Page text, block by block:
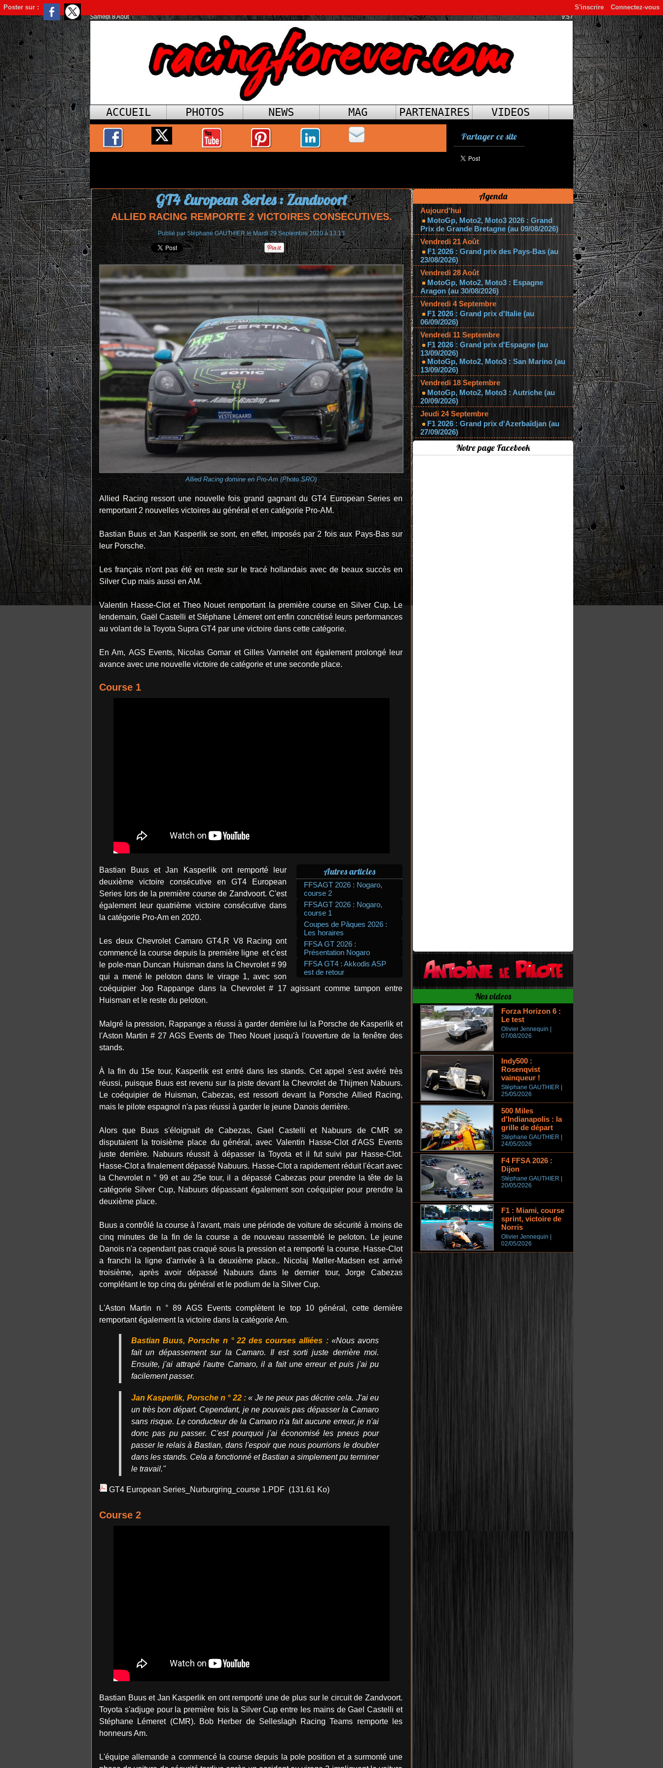
Poster sur : Connectez-vous
S'inscrire
Samedi 8 Août 9:57
ACCUEIL PHOTOS NEWS MAG PARTENAIRES VIDEOS
Partager ce site
GT4 European Series : Zandvoort
ALLIED RACING REMPORTE 2 VICTOIRES CONSECUTIVES.
Publié parStéphane GAUTHIERle Mardi 29 Septembre 2020 à 13:13
Allied Racing domine en Pro-Am (Photo SRO)
Allied Racing ressort une nouvelle fois grand gagnant du GT4 European Series en
remportant 2 nouvelles victoires au général et en catégorie Pro-AM.
Bastian Buus et Jan Kasperlik se sont, en effet, imposés par 2 fois aux Pays-Bas sur
leur Porsche.
Les français n'ont pas été en reste sur le tracé hollandais avec de beaux succès en
Silver Cup mais aussi en AM.
Valentin Hasse-Clot et Theo Nouet remportant la première course en Silver Cup. Le
lendemain, Gaël Castelli et Stéphane Lémeret ont enfin concrétisé leurs performances
au volant de la Toyota Supra GT4 par une victoire dans cette catégorie.
En Am, AGS Events, Nicolas Gomar et Gilles Vannelet ont également prolongé leur
avance avec une nouvelle victoire de catégorie et une seconde place.
Course 1
Autres articles
FFSAGT 2026 : Nogaro,
course 2
FFSAGT 2026 : Nogaro,
course 1
Coupes de Pâques 2026 :
Les horaires
FFSA GT 2026 :
Présentation Nogaro
FFSA GT4 : Akkodis ASP
est de retour
Bastian Buus et Jan Kasperlik ont ​​remporté leur
deuxième victoire consécutive en GT4 European
Series lors de la première course de Zandvoort. C'est
également leur quatrième victoire consécutive dans
la catégorie Pro-Am en 2020.
Les deux Chevrolet Camaro GT4.R V8 Racing ont
commencé la course depuis la première ligne et c'est
le pole-man Duncan Huisman dans la Chevrolet # 99
qui a mené le peloton dans le virage 1, avec son
coéquipier Jop Rappange dans la Chevrolet # 17 agissant comme tampon entre
Huisman et le reste du peloton.
Malgré la pression, Rappange a réussi à garder derrière lui la Porsche de Kasperlik et
l'Aston Martin # 27 AGS Events de Theo Nouet jusqu'à l'ouverture de la fenêtre des
stands.
À la fin du 15e tour, Kasperlik est entré dans les stands. Cet appel s'est avéré très
réussi, puisque Buus est revenu sur la piste devant la Chevrolet de Thijmen Nabuurs.
Le coéquipier de Huisman, Cabezas, est ressorti devant la Porsche Allied Racing,
mais le pilote espagnol n'a pas réussi à garder le jeune Danois derrière.
Alors que Buus s'éloignait de Cabezas, Gael Castelli et Nabuurs de CMR se
disputaient la troisième place du général, avec Valentin Hasse-Clot d'AGS Events
juste derrière. Nabuurs réussit à dépasser la Toyota et il fut suivi par Hasse-Clot.
Hasse-Clot a finalement dépassé Nabuurs. Hasse-Clot a rapidement réduit l'écart avec
la Chevrolet n ° 99 et au 25e tour, il a dépassé Cabezas pour prendre la tête de la
catégorie Silver Cup, Nabuurs dépassant également son coéquipier pour prendre la
deuxième place.
Buus a contrôlé la course à l'avant, mais une période de voiture de sécurité à moins de
cinq minutes de la fin de la course a de nouveau rassemblé le peloton. Le jeune
Danois n'a cependant pas craqué sous la pression et a remporté la course. Hasse-Clot
a franchi la ligne d'arrivée à la deuxième place.. Nicolaj Møller-Madsen est arrivé
troisième, après avoir dépassé Nabuurs dans le dernier tour, Jorge Cabezas
complétant le top cinq du général et le podium de la Silver Cup.
L'Aston Martin n ° 89 AGS Events complètent le top 10 général, cette dernière
remportant également la victoire dans la catégorie Am.
Bastian Buus, Porsche n ° 22 des courses alliées :«Nous avons
fait un dépassement sur la Camaro. Il est sorti juste derrière moi.
Ensuite, j'ai attrapé l'autre Camaro, il a fait une erreur et puis j'ai pu
facilement passer.
Jan Kasperlik, Porsche n ° 22 :« Je ne peux pas décrire cela. J'ai eu
un très bon départ. Cependant, je ne pouvais pas dépasser la Camaro
sans risque. Le conducteur de la Camaro n'a fait aucune erreur, je n'ai
donc pas pu passer. C'est pourquoi j'ai économisé les pneus pour
passer le relais à Bastian, dans l'espoir que nous pourrions le doubler
dans les stands. Cela a fonctionné et Bastian a simplement pu terminer
le travail."
GT4 European Series_Nurburgring_course 1.PDF (131.61 Ko)
Course 2
Bastian Buus et Jan Kasperlik en ont remporté une de plus sur le circuit de Zandvoort.
Toyota s'adjuge pour la première fois la Silver Cup entre les mains de Gael Castelli et
Stéphane Lémeret (CMR). Bob Herber de Selleslagh Racing Teams remporte les
honneurs Am.
L'équipe allemande a commencé la course depuis la pole position et a surmonté une
Agenda
Aujourd'hui
MotoGp, Moto2, Moto3 2026 : Grand
Prix de Grande Bretagne (au 09/08/2026)
Vendredi 21 Août
F1 2026 : Grand prix des Pays-Bas (au
23/08/2026)
Vendredi 28 Août
MotoGp, Moto2, Moto3 : Espagne
Aragon (au 30/08/2026)
Vendredi 4 Septembre
F1 2026 : Grand prix d'Italie (au
06/09/2026)
Vendredi 11 Septembre
F1 2026 : Grand prix d'Espagne (au
13/09/2026)
MotoGp, Moto2, Moto3 : San Marino (au
13/09/2026)
Vendredi 18 Septembre
MotoGp, Moto2, Moto3 : Autriche (au
20/09/2026)
Jeudi 24 Septembre
F1 2026 : Grand prix d'Azerbaïdjan (au
27/09/2026)
Notre page Facebook
Nos videos
Forza Horizon 6 :
Le test
Olivier Jennequin |
07/08/2026
Indy500 :
Rosenqvist
vainqueur !
Stéphane GAUTHIER |
25/05/2026
500 Miles
d'Indianapolis : la
grille de départ
Stéphane GAUTHIER |
24/05/2026
F4 FFSA 2026 :
Dijon
Stéphane GAUTHIER |
20/05/2026
F1 : Miami, course
sprint, victoire de
Norris
Olivier Jennequin |
02/05/2026